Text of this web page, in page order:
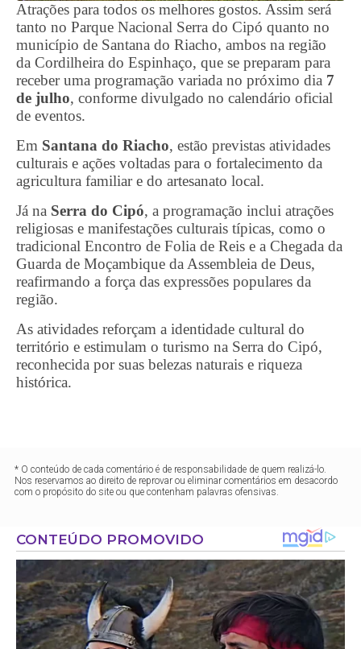
Atrações para todos os melhores gostos. Assim será
tanto no Parque Nacional Serra do Cipó quanto no
município de Santana do Riacho, ambos na região
da Cordilheira do Espinhaço, que se preparam para
receber uma programação variada no próximo dia 7
de julho, conforme divulgado no calendário oficial
de eventos.
Em Santana do Riacho, estão previstas atividades
culturais e ações voltadas para o fortalecimento da
agricultura familiar e do artesanato local.
Já na Serra do Cipó, a programação inclui atrações
religiosas e manifestações culturais típicas, como o
tradicional Encontro de Folia de Reis e a Chegada da
Guarda de Moçambique da Assembleia de Deus,
reafirmando a força das expressões populares da
região.
As atividades reforçam a identidade cultural do
território e estimulam o turismo na Serra do Cipó,
reconhecida por suas belezas naturais e riqueza
histórica.
* O conteúdo de cada comentário é de responsabilidade de quem realizá-lo.
Nos reservamos ao direito de reprovar ou eliminar comentários em desacordo
com o propósito do site ou que contenham palavras ofensivas.